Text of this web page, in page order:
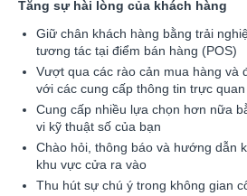
Tăng sự hài lòng của khách hàng
Giữ chân khách hàng bằng trải
tương tác tại điểm bán hàng (POS)
Vượt qua các rào cản mua hàng và
với các cung cấp thông tin trực quan
Cung cấp nhiều lựa chọn hơn nữa
vi kỹ thuật số của bạn
Chào hỏi, thông báo và hướng dẫn
khu vực cửa ra vào
Thu hút sự chú ý trong không gian